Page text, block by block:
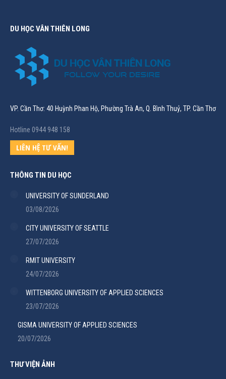
DU HỌC VÂN THIÊN LONG
VP. Cần Thơ: 40 Huỳnh Phan Hộ, Phường Trà An, Q. Bình Thuỷ, TP. Cần Thơ
Hotline 0944 948 158
LIÊN HỆ TƯ VẤN!
THÔNG TIN DU HỌC
UNIVERSITY OF SUNDERLAND
03/08/2026
CITY UNIVERSITY OF SEATTLE
27/07/2026
RMIT UNIVERSITY
24/07/2026
WITTENBORG UNIVERSITY OF APPLIED SCIENCES
23/07/2026
GISMA UNIVERSITY OF APPLIED SCIENCES
20/07/2026
THƯ VIỆN ẢNH